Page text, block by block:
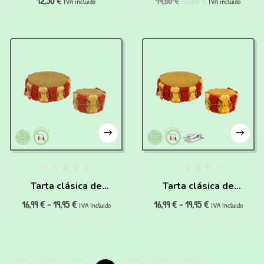
Tarta clásica de
pollo para perros
16,99€ - 19,95€ IVA incluido
Tarta clásica de
pescado para perros
16,99€ - 19,95€ IVA incluido